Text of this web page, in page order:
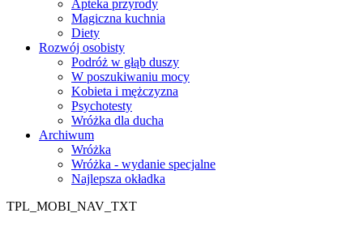
Apteka przyrody
Magiczna kuchnia
Diety
Rozwój osobisty
Podróż w głąb duszy
W poszukiwaniu mocy
Kobieta i mężczyzna
Psychotesty
Wróżka dla ducha
Archiwum
Wróżka
Wróżka - wydanie specjalne
Najlepsza okładka
TPL_MOBI_NAV_TXT